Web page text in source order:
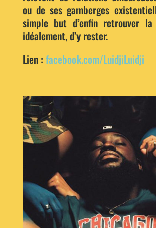
ou de ses gamberges
simple but d’enfin retrouver
idéalement, d’y rester.
Lien : facebook.com/LuidjiLuidji